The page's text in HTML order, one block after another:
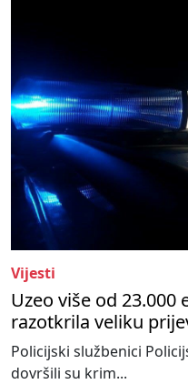
Vijesti
Uzeo više od 23.000
razotkrila veliku
Policijski službenici
dovršili su krim...